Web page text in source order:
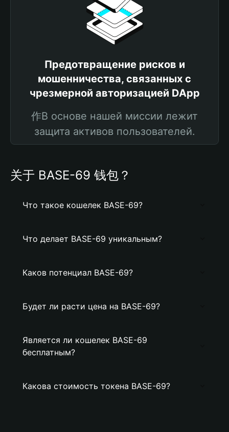
Предотвращение рисков и
мошенничества, связанных с
чрезмерной авторизацией DApp
作В основе нашей миссии лежит
защита активов пользователей.
关于 BASE-69 钱包？
Что такое кошелек BASE-69?
Что делает BASE-69 уникальным?
Каков потенциал BASE-69?
Будет ли расти цена на BASE-69?
Является ли кошелек BASE-69
бесплатным?
Какова стоимость токена BASE-69?